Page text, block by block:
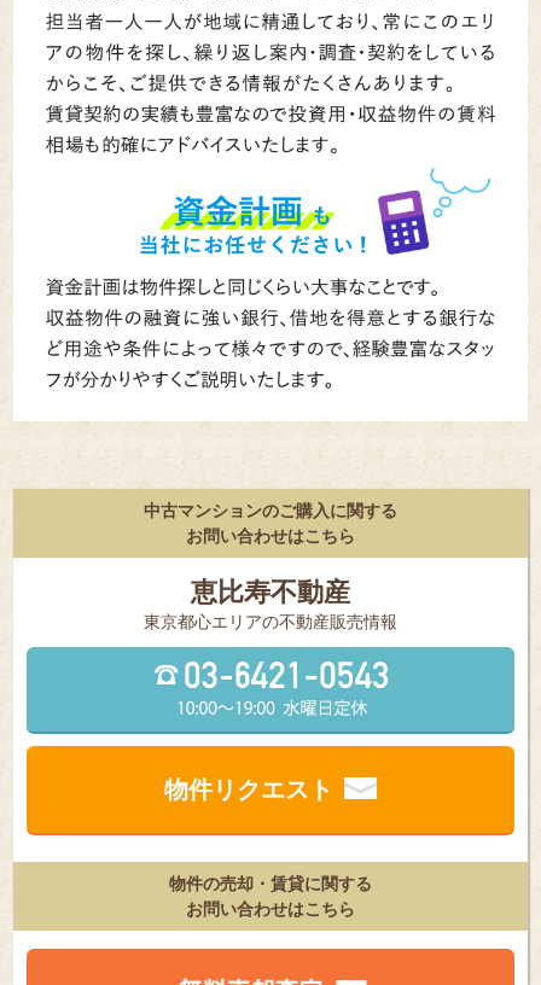
中古マンションのご購入に関する
お問い合わせはこちら
恵比寿不動産
東京都⼼エリアの不動産販売情報
物件リクエスト
物件の売却・賃貸に関する
お問い合わせはこちら